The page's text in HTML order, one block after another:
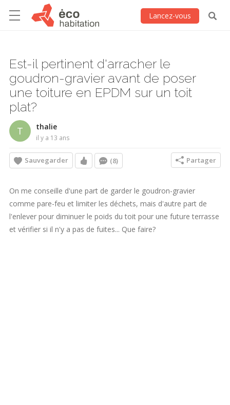
Lancez-vous
Est-il pertinent d'arracher le
goudron-gravier avant de poser
une toiture en EPDM sur un toit
plat?
T thalie
il y a 13 ans
Sauvegarder (8) Partager
On me conseille d'une part de garder le goudron-gravier
comme pare-feu et limiter les déchets, mais d'autre part de
l'enlever pour diminuer le poids du toit pour une future terrasse
et vérifier si il n'y a pas de fuites... Que faire?